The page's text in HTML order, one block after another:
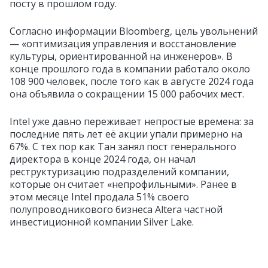
посту в прошлом году.
Согласно информации Bloomberg, цель увольнений
— «оптимизация управления и восстановление
культуры, ориентированной на инженеров». В
конце прошлого года в компании работало около
108 900 человек, после того как в августе 2024 года
она объявила о сокращении 15 000 рабочих мест.
Intel уже давно переживает непростые времена: за
последние пять лет её акции упали примерно на
67%. С тех пор как Тан занял пост генерального
директора в конце 2024 года, он начал
реструктуризацию подразделений компании,
которые он считает «непрофильными». Ранее в
этом месяце Intel продала 51% своего
полупроводникового бизнеса Altera частной
инвестиционной компании Silver Lake.